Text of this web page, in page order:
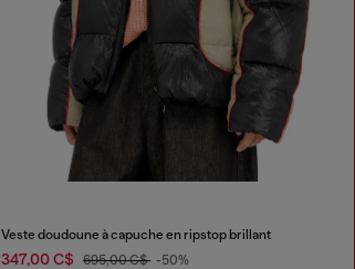
Veste doudoune à capuche en ripstop brillant
347,00 C$ 695,00 C$ -50%